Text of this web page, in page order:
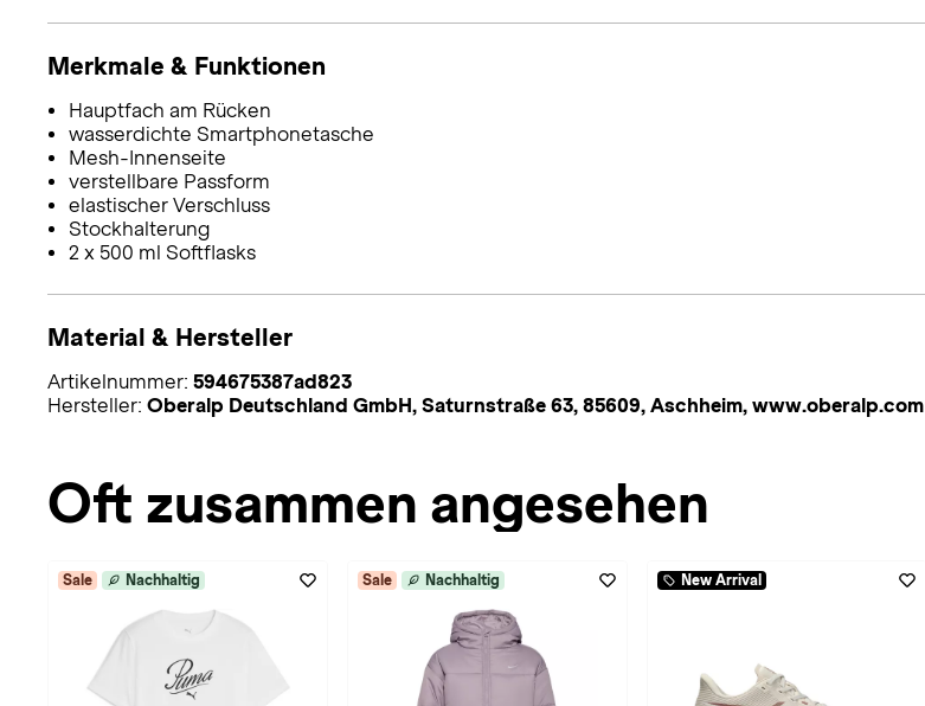
Merkmale & Funktionen
Hauptfach am Rücken
wasserdichte Smartphonetasche
Mesh-Innenseite
verstellbare Passform
elastischer Verschluss
Stockhalterung
2 x 500 ml Softflasks
Material & Hersteller
Artikelnummer: 594675387ad823
Hersteller: Oberalp Deutschland GmbH, Saturnstraße 63, 85609, Aschheim, www.oberalp.com
Oft zusammen angesehen
Sale Nachhaltig Sale Nachhaltig New Arrival